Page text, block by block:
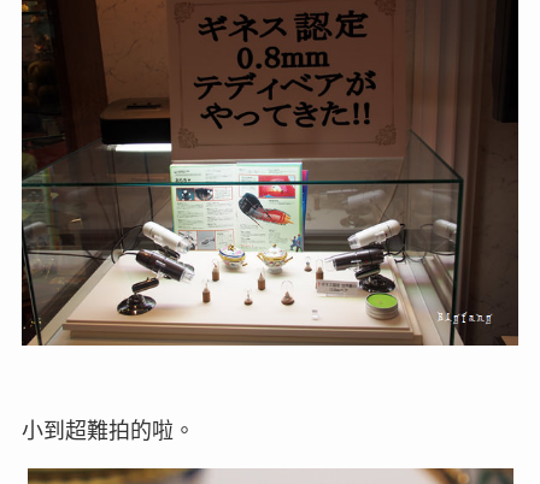
小到超難拍的啦。